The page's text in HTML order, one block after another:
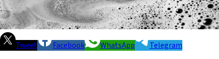
Tweet Facebook WhatsApp Telegram